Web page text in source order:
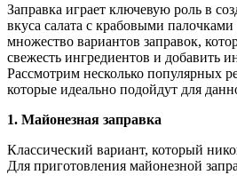
Заправка играет ключевую роль в
вкуса салата с крабовыми
множество вариантов заправок,
свежесть ингредиентов и добавить
Рассмотрим несколько популярных
которые идеально подойдут для
1. Майонезная заправка
Классический вариант, который
Для приготовления майонезной